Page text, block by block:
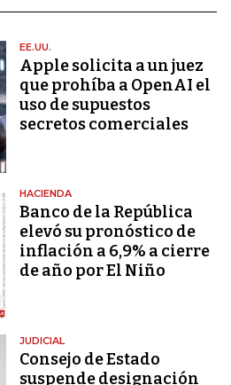
EE.UU.
Apple solicita a un juez
que prohíba a OpenAI el
uso de supuestos
secretos comerciales
HACIENDA
Banco de la República
elevó su pronóstico de
inflación a 6,9% a cierre
de año por El Niño
JUDICIAL
Consejo de Estado
suspende designación